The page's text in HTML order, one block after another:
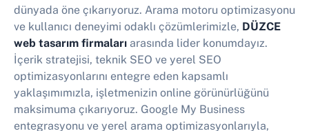
dünyada öne çıkarıyoruz. Arama motoru optimizasyonu
ve kullanıcı deneyimi odaklı çözümlerimizle, DÜZCE
web tasarım firmaları arasında lider konumdayız.
İçerik stratejisi, teknik SEO ve yerel SEO
optimizasyonlarını entegre eden kapsamlı
yaklaşımımızla, işletmenizin online görünürlüğünü
maksimuma çıkarıyoruz. Google My Business
entegrasyonu ve yerel arama optimizasyonlarıyla,